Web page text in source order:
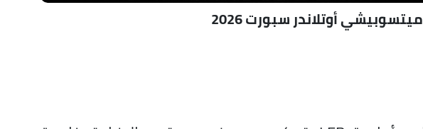
ميتسوبيشي أوتلاندر سبورت 2026